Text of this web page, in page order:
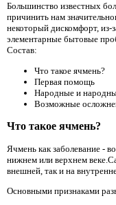
Большинство известных
причинить нам
некоторый дискомфорт, из-
элементарные бытовые
Состав:
Что такое ячмень?
Первая помощь
Народные и
Возможные
Что такое ячмень?
Ячмень как заболевание -
нижнем или верхнем
внешней, так и на
Основными признаками